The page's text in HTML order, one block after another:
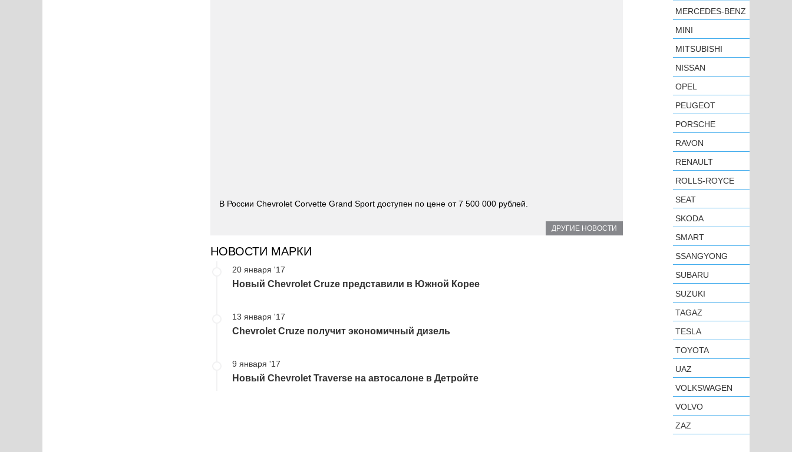
В России Chevrolet Corvette Grand Sport доступен по цене от 7 500 000 рублей.
ДРУГИЕ НОВОСТИ
НОВОСТИ МАРКИ
20 января '17
Новый Chevrolet Cruze представили в Южной Корее
13 января '17
Chevrolet Cruze получит экономичный дизель
9 января '17
Новый Chevrolet Traverse на автосалоне в Детройте
MERCEDES-BENZ
MINI
MITSUBISHI
NISSAN
OPEL
PEUGEOT
PORSCHE
RAVON
RENAULT
ROLLS-ROYCE
SEAT
SKODA
SMART
SSANGYONG
SUBARU
SUZUKI
TAGAZ
TESLA
TOYOTA
UAZ
VOLKSWAGEN
VOLVO
ZAZ